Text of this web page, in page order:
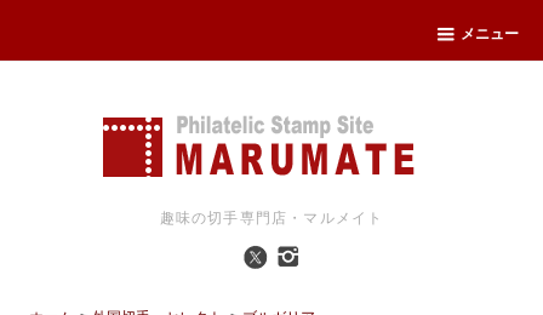
メニュー
趣味の切手専門店・マルメイト